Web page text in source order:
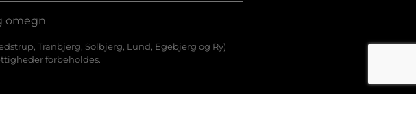
omegn
Tranbjerg, Solbjerg, Lund, Egebjerg og Ry)
forbeholdes.